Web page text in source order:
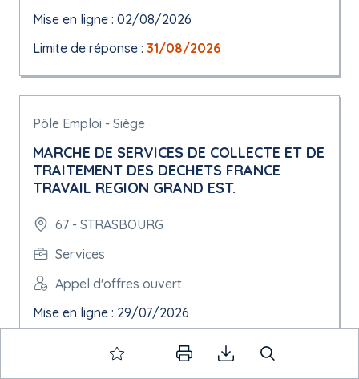
Mise en ligne : 02/08/2026
Limite de réponse : 31/08/2026
Pôle Emploi - Siège
MARCHE DE SERVICES DE COLLECTE ET DE
TRAITEMENT DES DECHETS FRANCE
TRAVAIL REGION GRAND EST.
67 - STRASBOURG
Services
Appel d'offres ouvert
Mise en ligne : 29/07/2026
23/09/2026